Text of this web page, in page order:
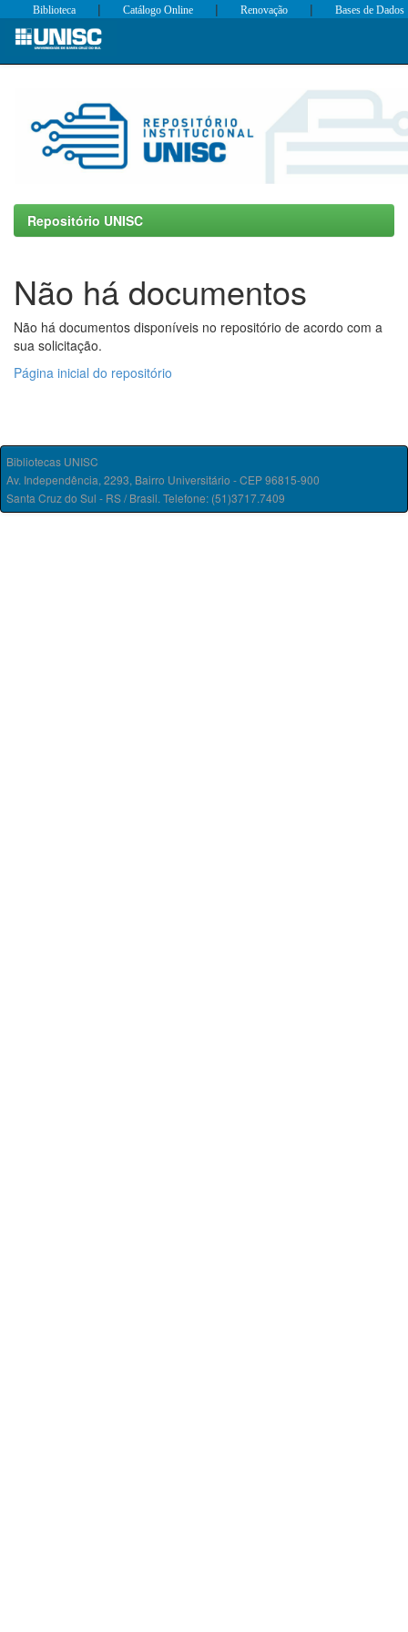
Skip
Biblioteca | Catálogo Online | Renovação | Bases de Dados
Repositório UNISC
Não há documentos
Não há documentos disponíveis no repositório de acordo com a
sua solicitação.
Página inicial do repositório
Bibliotecas UNISC
Av. Independência, 2293, Bairro Universitário - CEP 96815-900
Santa Cruz do Sul - RS / Brasil. Telefone: (51)3717.7409